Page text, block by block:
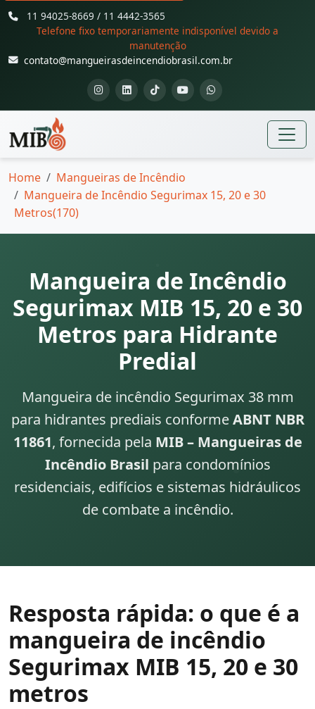
11 94025-8669 / 11 4442-3565
Telefone fixo temporariamente indisponível devido a
manutenção
contato@mangueirasdeincendiobrasil.com.br
Home
Mangueiras de Incêndio
Mangueira de Incêndio Segurimax 15, 20 e 30
Metros(170)
Mangueira de Incêndio
Segurimax MIB 15, 20 e 30
Metros para Hidrante
Predial
Mangueira de incêndio Segurimax 38 mm
para hidrantes prediais conformeABNT NBR
11861, fornecida pela MIB – Mangueiras de
Incêndio Brasil para condomínios
residenciais, edifícios e sistemas hidráulicos
de combate a incêndio.
Resposta rápida: o que é a
mangueira de incêndio
Segurimax MIB 15, 20 e 30
metros